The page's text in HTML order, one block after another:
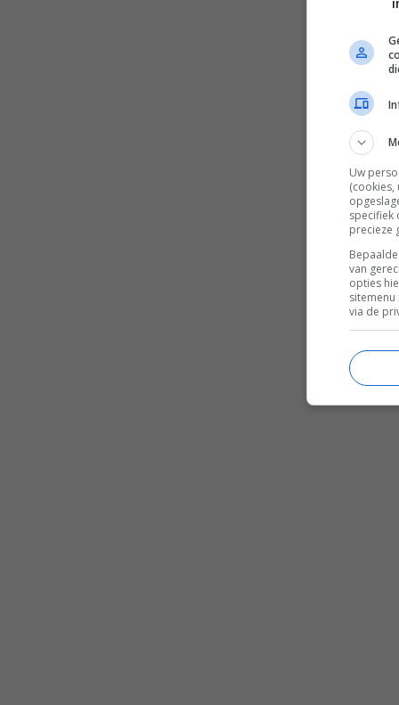
Uw
(cookies,
specifiek
precieze
van
opties
via de